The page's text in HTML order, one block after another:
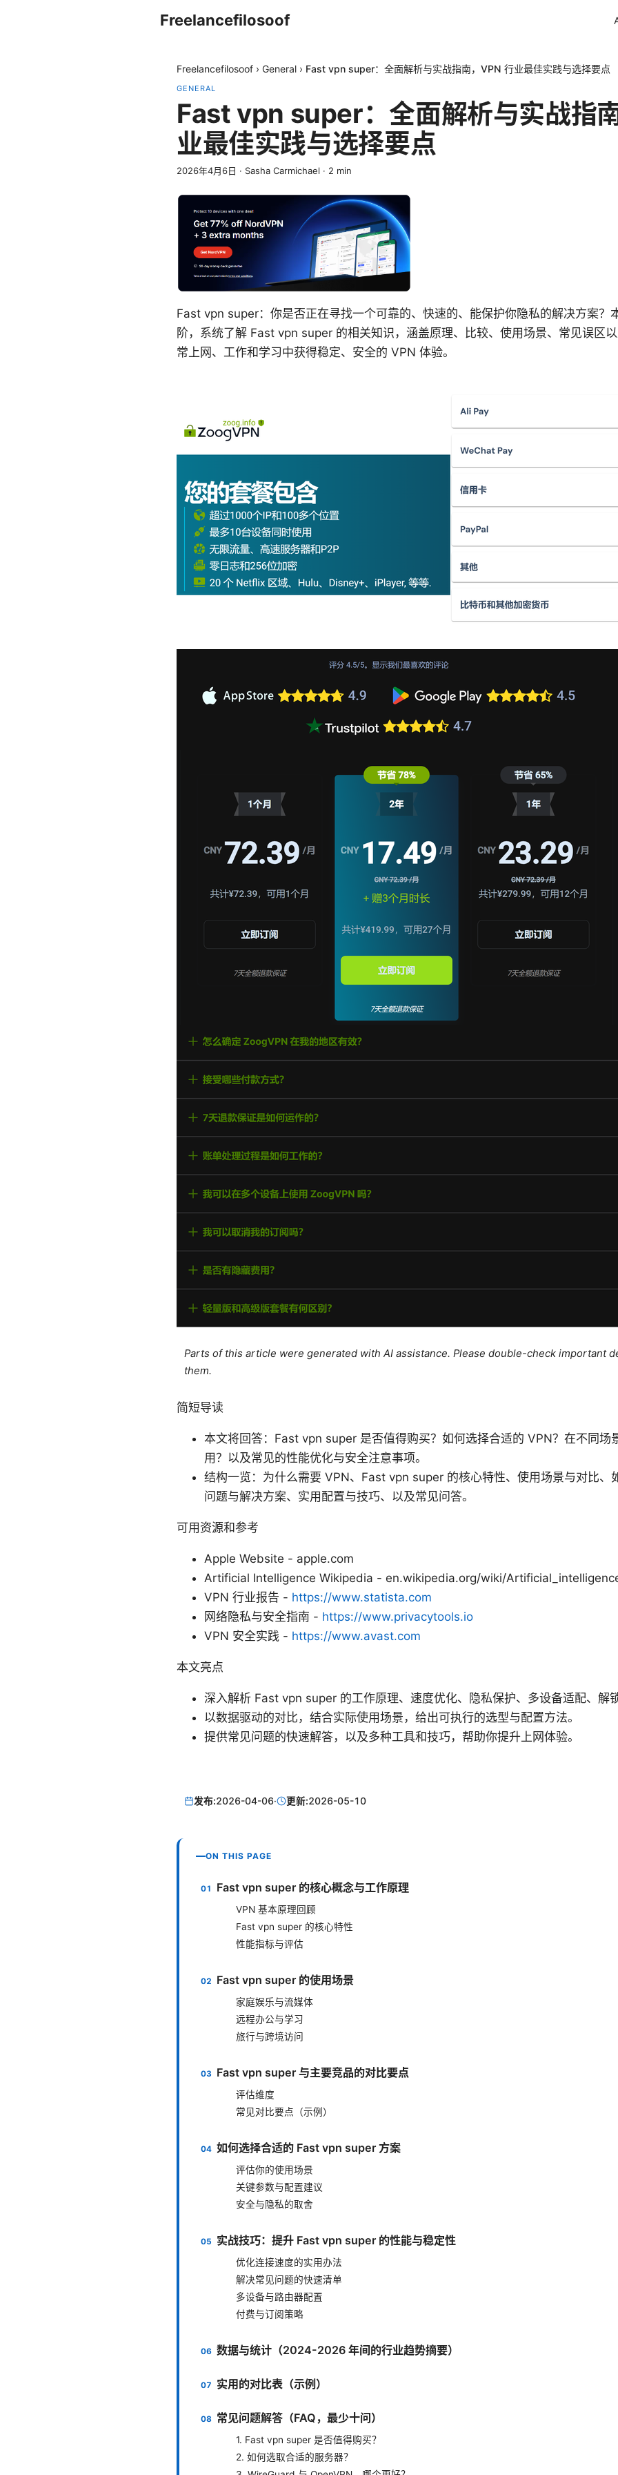
Freelancefilosoof
Freelancefilosoof › General › Fast vpn super：全面解析与实战指南，VPN 行业最佳实践与选择要点
GENERAL
Fast vpn super：全面解析与实战指
业最佳实践与选择要点
2026年4月6日 · Sasha Carmichael · 2 min
Fast vpn super：你是否正在寻找一个可靠的、快速的、能保护你隐私的解决方案？
阶，系统了解 Fast vpn super 的相关知识，涵盖原理、比较、使用场景、常见误区
常上网、工作和学习中获得稳定、安全的 VPN 体验。
Parts of this article were generated with AI assistance. Please double-check important
them.
简短导读
本文将回答：Fast vpn super 是否值得购买？如何选择合适的 VPN？在不同场
用？以及常见的性能优化与安全注意事项。
结构一览：为什么需要 VPN、Fast vpn super 的核心特性、使用场景与对比、
问题与解决方案、实用配置与技巧、以及常见问答。
可用资源和参考
Apple Website - apple.com
Artificial Intelligence Wikipedia - en.wikipedia.org/wiki/
VPN 行业报告 - https://www.statista.com
网络隐私与安全指南 - https://www.privacytools.io
VPN 安全实践 - https://www.avast.com
本文亮点
深入解析 Fast vpn super 的工作原理、速度优化、隐私保护、多设备适配、解
以数据驱动的对比，结合实际使用场景，给出可执行的选型与配置方法。
提供常见问题的快速解答，以及多种工具和技巧，帮助你提升上网体验。
发布:2026-04-06· 更新:2026-05-10
ON THIS PAGE
Fast vpn super 的核心概念与工作原理
VPN 基本原理回顾
Fast vpn super 的核心特性
性能指标与评估
Fast vpn super 的使用场景
家庭娱乐与流媒体
远程办公与学习
旅行与跨境访问
Fast vpn super 与主要竞品的对比要点
评估维度
常见对比要点（示例）
如何选择合适的 Fast vpn super 方案
评估你的使用场景
关键参数与配置建议
安全与隐私的取舍
实战技巧：提升 Fast vpn super 的性能与稳定性
优化连接速度的实用办法
解决常见问题的快速清单
多设备与路由器配置
付费与订阅策略
数据与统计（2024-2026 年间的行业趋势摘要）
实用的对比表（示例）
常见问题解答（FAQ，最少十问）
1. Fast vpn super 是否值得购买？
2. 如何选取合适的服务器？